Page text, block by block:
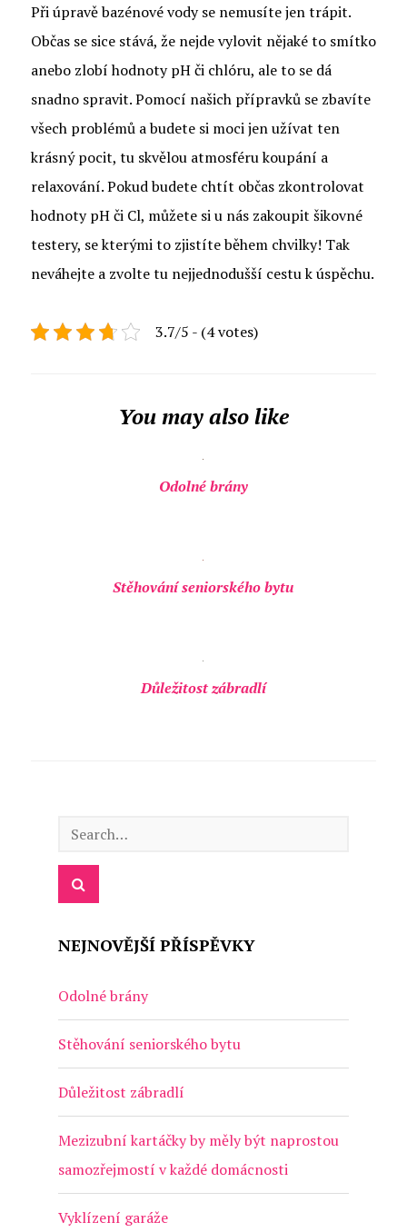
Při úpravě bazénové vody se nemusíte jen trápit.
Občas se sice stává, že nejde vylovit nějaké to smítko
anebo zlobí hodnoty pH či chlóru, ale to se dá
snadno spravit. Pomocí našich přípravků se zbavíte
všech problémů a budete si moci jen užívat ten
krásný pocit, tu skvělou atmosféru koupání a
relaxování. Pokud budete chtít občas zkontrolovat
hodnoty pH či Cl, můžete si u nás zakoupit šikovné
testery, se kterými to zjistíte během chvilky! Tak
neváhejte a zvolte tu nejjednodušší cestu k úspěchu.
3.7/5 - (4 votes)
You may also like
Odolné brány
Stěhování seniorského bytu
Důležitost zábradlí
NEJNOVĚJŠÍ PŘÍSPĚVKY
Odolné brány
Stěhování seniorského bytu
Důležitost zábradlí
Mezizubní kartáčky by měly být naprostou
samozřejmostí v každé domácnosti
Vyklízení garáže